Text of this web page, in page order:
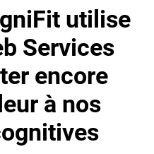
utilise
Services
encore
à nos